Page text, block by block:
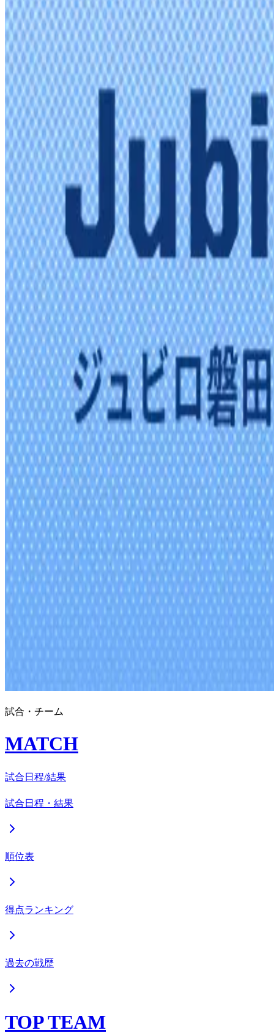
試合・チーム
MATCH
試合日程/結果
試合日程・結果
順位表
得点ランキング
過去の戦歴
TOP TEAM